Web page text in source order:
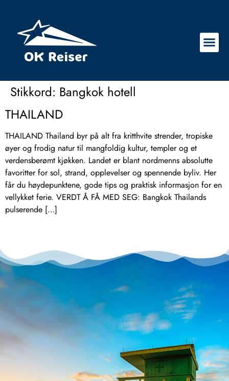
Stikkord: Bangkok hotell
THAILAND
THAILAND Thailand byr på alt fra kritthvite strender, tropiske
øyer og frodig natur til mangfoldig kultur, templer og et
verdensberømt kjøkken. Landet er blant nordmenns absolutte
favoritter for sol, strand, opplevelser og spennende byliv. Her
får du høydepunktene, gode tips og praktisk informasjon for en
vellykket ferie. VERDT Å FÅ MED SEG: Bangkok Thailands
pulserende […]